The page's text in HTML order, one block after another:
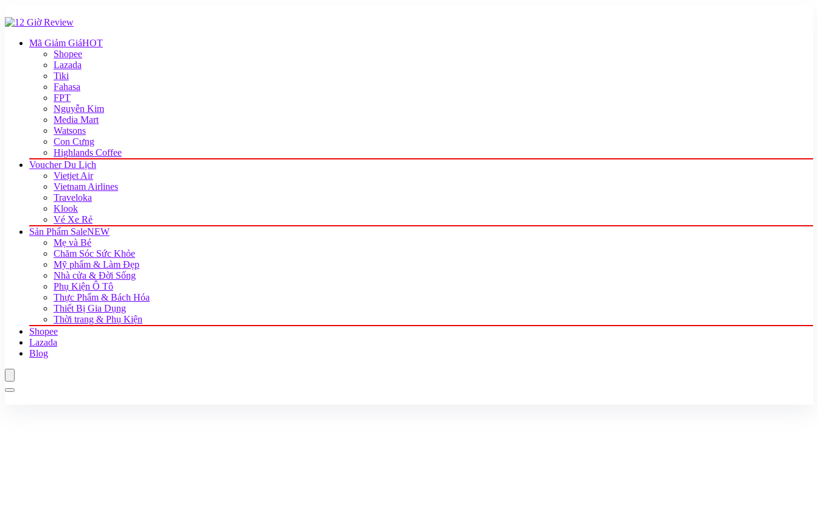
Mã Giảm GiáHOT
Shopee
Lazada
Tiki
Fahasa
FPT
Nguyễn Kim
Media Mart
Watsons
Con Cưng
Highlands Coffee
Voucher Du Lịch
Vietjet Air
Vietnam Airlines
Traveloka
Klook
Vé Xe Rẻ
Sản Phẩm SaleNEW
Mẹ và Bé
Chăm Sóc Sức Khỏe
Mỹ phẩm & Làm Đẹp
Nhà cửa & Đời Sống
Phụ Kiện Ô Tô
Thực Phẩm & Bách Hóa
Thiết Bị Gia Dụng
Thời trang & Phụ Kiện
Shopee
Lazada
Blog